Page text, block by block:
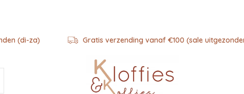
(di-za) Gratis verzending vanaf €100 (sale